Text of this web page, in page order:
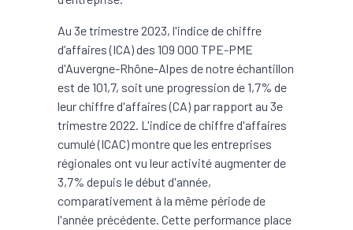
Au 3e trimestre 2023, l'indice de chiffre
d’affaires (ICA) des 109 000 TPE-PME
d'Auvergne-Rhône-Alpes de notre échantillon
est de 101,7, soit une progression de 1,7% de
leur chiffre d'affaires (CA) par rapport au 3e
trimestre 2022. L'indice de chiffre d'affaires
cumulé (ICAC) montre que les entreprises
régionales ont vu leur activité augmenter de
3,7% depuis le début d'année,
comparativement à la même période de
l'année précédente. Cette performance place